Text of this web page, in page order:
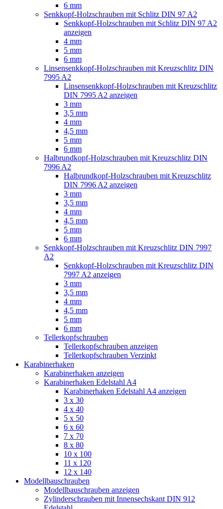
6 mm
Senkkopf-Holzschrauben mit Schlitz DIN 97 A2
Senkkopf-Holzschrauben mit Schlitz DIN 97 A2
anzeigen
4 mm
5 mm
6 mm
Linsensenkkopf-Holzschrauben mit Kreuzschlitz DIN
7995 A2
Linsensenkkopf-Holzschrauben mit Kreuzschlitz
DIN 7995 A2 anzeigen
3 mm
3,5 mm
4 mm
4,5 mm
5 mm
6 mm
Halbrundkopf-Holzschrauben mit Kreuzschlitz DIN
7996 A2
Halbrundkopf-Holzschrauben mit Kreuzschlitz
DIN 7996 A2 anzeigen
3 mm
3,5 mm
4 mm
4,5 mm
5 mm
6 mm
Senkkopf-Holzschrauben mit Kreuzschlitz DIN 7997
A2
Senkkopf-Holzschrauben mit Kreuzschlitz DIN
7997 A2 anzeigen
3 mm
3,5 mm
4 mm
4,5 mm
5 mm
6 mm
Tellerkopfschrauben
Tellerkopfschrauben anzeigen
Tellerkopfschrauben Verzinkt
Karabinerhaken
Karabinerhaken anzeigen
Karabinerhaken Edelstahl A4
Karabinerhaken Edelstahl A4 anzeigen
3 x 30
4 x 40
5 x 50
6 x 60
7 x 70
8 x 80
10 x 100
11 x 120
12 x 140
Modellbauschrauben
Modellbauschrauben anzeigen
Zylinderschrauben mit Innensechskant DIN 912